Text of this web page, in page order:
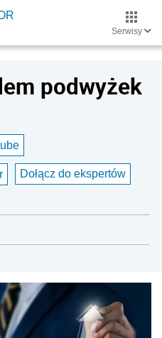
Serwisy
podwyżek
Dołącz do ekspertów